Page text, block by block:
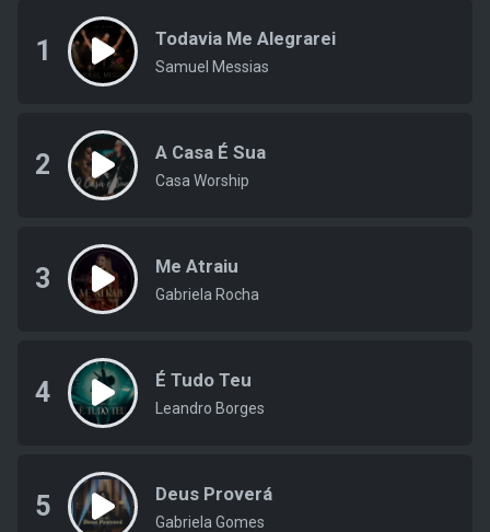
1 Todavia Me Alegrarei
Samuel Messias
2 A Casa É Sua
Casa Worship
3 Me Atraiu
Gabriela Rocha
4 É Tudo Teu
Leandro Borges
5 Deus Proverá
Gabriela Gomes